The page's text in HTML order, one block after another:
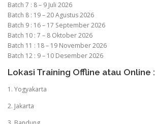
Batch 7 : 8 – 9 Juli 2026
Batch 8 : 19 – 20 Agustus 2026
Batch 9 : 16 – 17 September 2026
Batch 10 : 7 – 8 Oktober 2026
Batch 11 : 18 – 19 November 2026
Batch 12 : 9 – 10 Desember 2026
Lokasi Training Offline atau Online :
1. Yogyakarta
2. Jakarta